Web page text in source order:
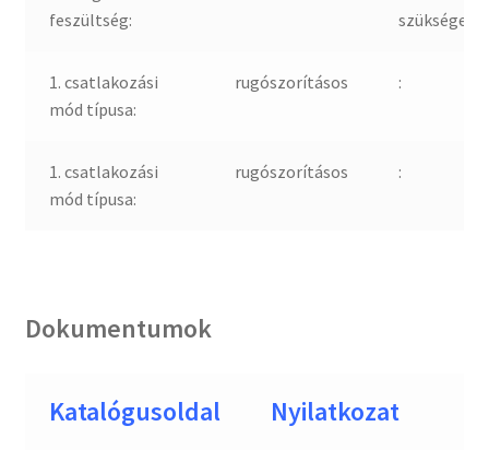
feszültség:
szükséges:
1. csatlakozási
mód típusa:
rugószorításos :
1. csatlakozási
mód típusa:
rugószorításos :
Dokumentumok
Katalógusoldal Nyilatkozat